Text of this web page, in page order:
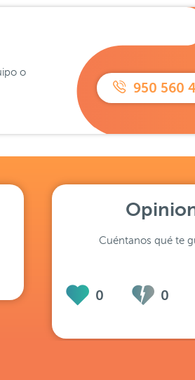
o
950 560
Cuéntanos qué te
0 0